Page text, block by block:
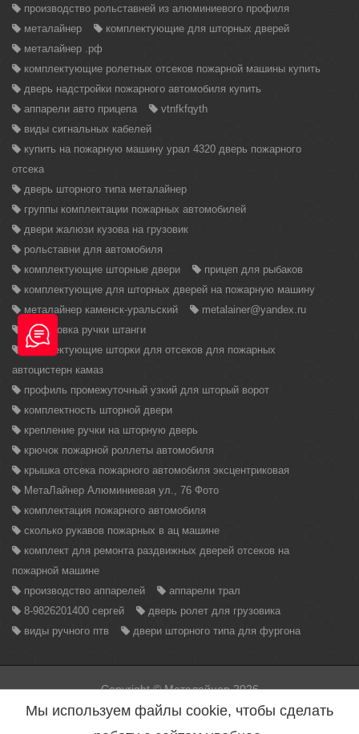
производство рольставней из алюминиевого профиля
металайнер
комплектующие для шторных дверей
металайнер .рф
комплектующие ролетных отсеков пожарной машины купить
дверь надстройки пожарного автомобиля купить
аппарели авто прицепа
vtnfkfqyth
виды сигнальных кабелей
купить на пожарную машину урал 4320 дверь пожарного
отсека
дверь шторного типа металайнер
группы комплектации пожарных автомобилей
двери жалюзи кузова на грузовик
рольставни для автомобиля
комплектующие шторные двери
прицеп для рыбаков
комплектующие для шторных дверей на пожарную машину
металайнер каменск-уральский
metalainer@yandex.ru
блокировка ручки штанги
комплектующие шторки для отсеков для пожарных
автоцистерн камаз
профиль промежуточный узкий для шторый ворот
комплектность шторной двери
крепление ручки на шторную дверь
крючок пожарной роллеты автомобиля
крышка отсека пожарного автомобиля эксцентриковая
МетаЛайнер Алюминиевая ул., 76 Фото
комплектация пожарного автомобиля
сколько рукавов пожарных в ац машине
комплект для ремонта раздвижных дверей отсеков на
пожарной машине
производство аппарелей
аппарели трал
8-9826201400 сергей
дверь ролет для грузовика
виды ручного птв
двери шторного типа для фургона
Copyright © Металайнер 2026
Вся информация находящаяся на данном сайте, может быть
использована только с разрешения администрации сайта.
Нарушение данного правила повлечет за собой меры
Мы используем файлы cookie, чтобы сделать